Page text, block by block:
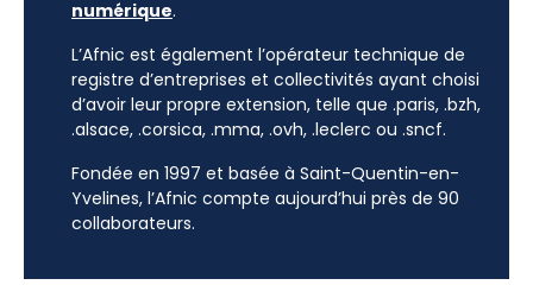
numérique.
L’Afnic est également l’opérateur technique de
registre d’entreprises et collectivités ayant choisi
d’avoir leur propre extension, telle que .paris, .bzh,
.alsace, .corsica, .mma, .ovh, .leclerc ou .sncf.
Fondée en 1997 et basée à Saint-Quentin-en-
Yvelines, l’Afnic compte aujourd’hui près de 90
collaborateurs.